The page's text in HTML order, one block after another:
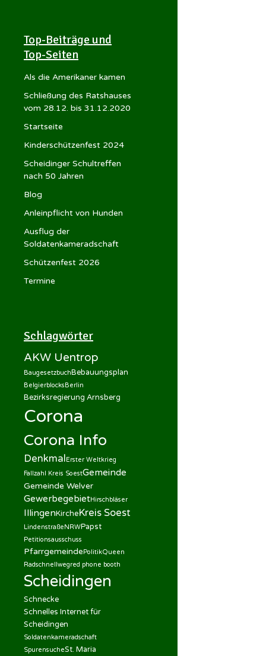
Top-Beiträge und
Top-Seiten
Als die Amerikaner kamen
Schließung des Ratshauses
vom 28.12. bis 31.12.2020
Startseite
Kinderschützenfest 2024
Scheidinger Schultreffen
nach 50 Jahren
Blog
Anleinpflicht von Hunden
Ausflug der
Soldatenkameradschaft
Schützenfest 2026
Termine
Schlagwörter
AKW Uentrop
BaugesetzbuchBebauungsplan
Belgierblocks Berlin
Bezirksregierung Arnsberg
Corona
Corona Info
Denkmal Erster Weltkrieg
Fallzahl Kreis SoestGemeinde
Gemeinde Welver
GewerbegebietHirschbläser
IllingenKircheKreis Soest
LindenstraßeNRWPapst
Petitionsausschuss
PfarrgemeindePolitikQueen
Radschnellwegred phone booth
Scheidingen
Schnecke
Schnelles Internet für
Scheidingen
Soldatenkameradschaft
SpurensucheSt. Maria